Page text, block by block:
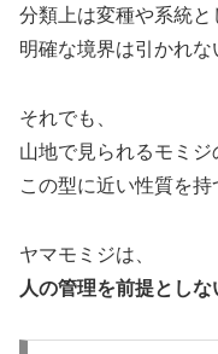
分類上は変種や系統と
明確な境界は引かれな
それでも、
山地で見られるモミジ
この型に近い性質を持
ヤマモミジは、
人の管理を前提としな